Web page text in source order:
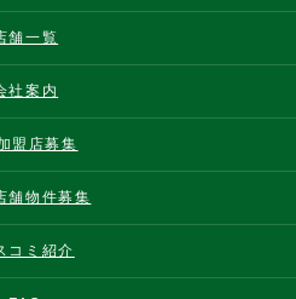
舗一覧
社案内
盟店募集
舗物件募集
コミ紹介